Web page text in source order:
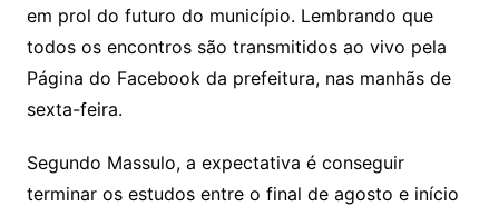
em prol do futuro do município. Lembrando que
todos os encontros são transmitidos ao vivo pela
Página do Facebook da prefeitura, nas manhãs de
sexta-feira.
Segundo Massulo, a expectativa é conseguir
terminar os estudos entre o final de agosto e início